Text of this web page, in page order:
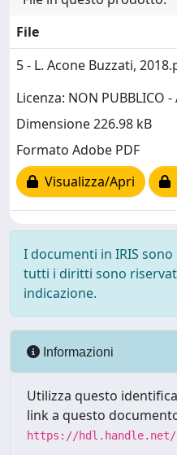
File
5 - L. Acone Buzzati,
Licenza: NON
Dimensione 226.98 kB
Formato Adobe PDF
Visualizza/Apri
I documenti in IRIS
tutti i diritti sono
indicazione.
Informazioni
Utilizza questo
link a questo
https://hdl.handle.net/